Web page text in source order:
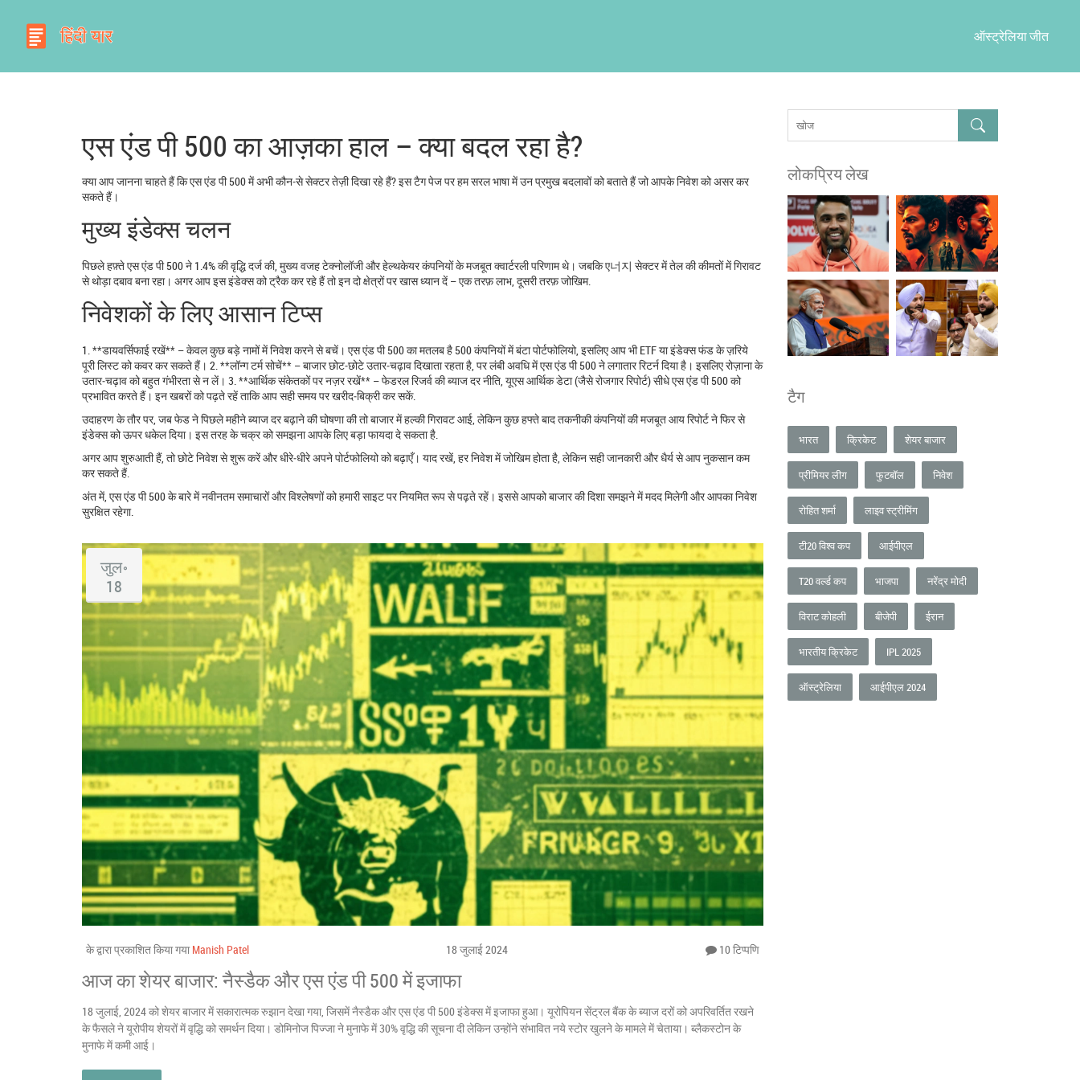
ऑस्ट्रेलिया जीत
एस एंड पी 500 का आज़का हाल – क्या बदल रहा है?
क्या आप जानना चाहते हैं कि एस एंड पी 500 में अभी कौन‑से सेक्टर तेज़ी दिखा रहे हैं? इस टैग पेज पर हम सरल भाषा में उन प्रमुख बदलावों को बताते हैं जो आपके निवेश को असर कर
सकते हैं।
मुख्य इंडेक्स चलन
पिछले हफ़्ते एस एंड पी 500 ने 1.4% की वृद्धि दर्ज की, मुख्य वजह टेक्नोलॉजी और हेल्थकेयर कंपनियों के मजबूत क्वार्टरली परिणाम थे। जबकि ए너지 सेक्टर में तेल की कीमतों में गिरावट
से थोड़ा दबाव बना रहा। अगर आप इस इंडेक्स को ट्रैक कर रहे हैं तो इन दो क्षेत्रों पर खास ध्यान दें – एक तरफ़ लाभ, दूसरी तरफ़ जोखिम.
निवेशकों के लिए आसान टिप्स
1. **डायवर्सिफाई रखें** – केवल कुछ बड़े नामों में निवेश करने से बचें। एस एंड पी 500 का मतलब है 500 कंपनियों में बंटा पोर्टफोलियो, इसलिए आप भी ETF या इंडेक्स फंड के ज़रिये
पूरी लिस्ट को कवर कर सकते हैं। 2. **लॉन्ग टर्म सोचें** – बाजार छोट‑छोटे उतार‑चढ़ाव दिखाता रहता है, पर लंबी अवधि में एस एंड पी 500 ने लगातार रिटर्न दिया है। इसलिए रोज़ाना के
उतार‑चढ़ाव को बहुत गंभीरता से न लें। 3. **आर्थिक संकेतकों पर नज़र रखें** – फेडरल रिजर्व की ब्याज दर नीति, यूएस आर्थिक डेटा (जैसे रोजगार रिपोर्ट) सीधे एस एंड पी 500 को
प्रभावित करते हैं। इन खबरों को पढ़ते रहें ताकि आप सही समय पर खरीद‑बिक्री कर सकें.
उदाहरण के तौर पर, जब फेड ने पिछले महीने ब्याज दर बढ़ाने की घोषणा की तो बाजार में हल्की गिरावट आई, लेकिन कुछ हफ्ते बाद तकनीकी कंपनियों की मजबूत आय रिपोर्ट ने फिर से
इंडेक्स को ऊपर धकेल दिया। इस तरह के चक्र को समझना आपके लिए बड़ा फायदा दे सकता है.
अगर आप शुरुआती हैं, तो छोटे निवेश से शुरू करें और धीरे‑धीरे अपने पोर्टफोलियो को बढ़ाएँ। याद रखें, हर निवेश में जोखिम होता है, लेकिन सही जानकारी और धैर्य से आप नुकसान कम
कर सकते हैं.
अंत में, एस एंड पी 500 के बारे में नवीनतम समाचारों और विश्लेषणों को हमारी साइट पर नियमित रूप से पढ़ते रहें। इससे आपको बाजार की दिशा समझने में मदद मिलेगी और आपका निवेश
सुरक्षित रहेगा.
जुल॰
18
के द्वारा प्रकाशित किया गया Manish Patel 18 जुलाई 2024 10 टिप्पणि
आज का शेयर बाजार: नैस्डैक और एस एंड पी 500 में इजाफा
18 जुलाई, 2024 को शेयर बाजार में सकारात्मक रुझान देखा गया, जिसमें नैस्डैक और एस एंड पी 500 इंडेक्स में इजाफा हुआ। यूरोपियन सेंट्रल बैंक के ब्याज दरों को अपरिवर्तित रखने
के फैसले ने यूरोपीय शेयरों में वृद्धि को समर्थन दिया। डोमिनोज पिज्जा ने मुनाफे में 30% वृद्धि की सूचना दी लेकिन उन्होंने संभावित नये स्टोर खुलने के मामले में चेताया। ब्लैकस्टोन के
मुनाफे में कमी आई।
लोकप्रिय लेख
टैग
भारत क्रिकेट शेयर बाजार
प्रीमियर लीग फुटबॉल निवेश
रोहित शर्मा लाइव स्ट्रीमिंग
टी20 विश्व कप आईपीएल
T20 वर्ल्ड कप भाजपा नरेंद्र मोदी
विराट कोहली बीजेपी ईरान
भारतीय क्रिकेट IPL 2025
ऑस्ट्रेलिया आईपीएल 2024